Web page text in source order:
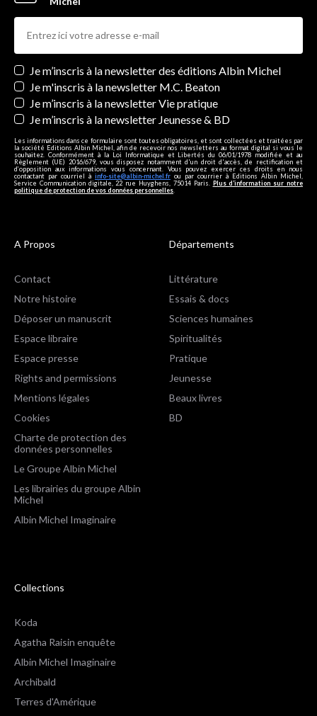
Newsletters
Je m’inscris à la newsletter des éditions Albin Michel
Je m'inscris à la newsletter M.C. Beaton
Je m’inscris à la newsletter Vie pratique
Je m’inscris à la newsletter Jeunesse & BD
Les informations dans ce formulaire sont toutes obligatoires, et sont collectées et traitées par
la société Editions Albin Michel, afin de recevoir nos newsletters au format digital si vous le
souhaitez. Conformément à la Loi Informatique et Libertés du 06/01/1978 modifiée et au
Règlement (UE) 2016/679, vous disposez notamment d'un droit d'accès, de rectification et
d’opposition aux informations vous concernant. Vous pouvez exercer ces droits en nous
contactant par courriel à info-site@albin-michel.fr ou par courrier à Editions Albin Michel,
Service Communication digitale, 22 rue Huyghens, 75014 Paris. Plus d’information sur notre
politique de protection de vos données personnelles
A Propos
Contact
Notre histoire
Déposer un manuscrit
Espace libraire
Espace presse
Rights and permissions
Mentions légales
Cookies
Charte de protection des
données personnelles
Le Groupe Albin Michel
Les librairies du groupe Albin
Michel
Albin Michel Imaginaire
Départements
Littérature
Essais & docs
Sciences humaines
Spiritualités
Pratique
Jeunesse
Beaux livres
BD
Collections
Koda
Agatha Raisin enquête
Albin Michel Imaginaire
Archibald
Terres d'Amérique